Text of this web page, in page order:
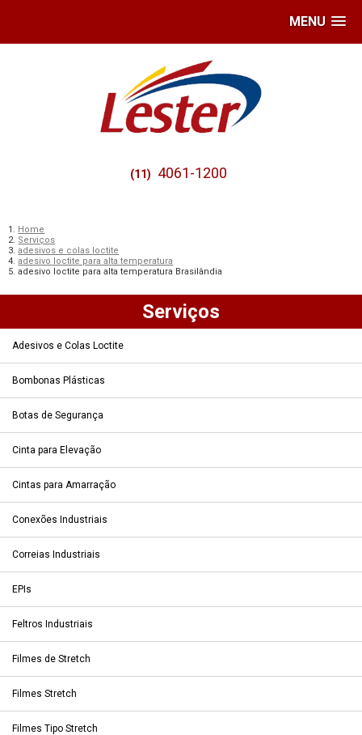
MENU
(11) 4061-1200
Home
Serviços
adesivos e colas loctite
adesivo loctite para alta temperatura
adesivo loctite para alta temperatura Brasilândia
Serviços
Adesivos e Colas Loctite
Bombonas Plásticas
Botas de Segurança
Cinta para Elevação
Cintas para Amarração
Conexões Industriais
Correias Industriais
EPIs
Feltros Industriais
Filmes de Stretch
Filmes Stretch
Filmes Tipo Stretch